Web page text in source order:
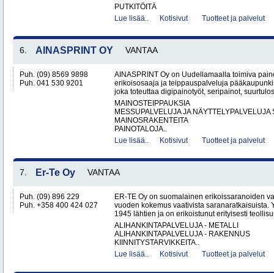
PUTKITÖITÄ
Lue lisää..
Kotisivut Tuotteet ja palvelut
6. AINASPRINT OY VANTAA
Puh. (09) 8569 9898
Puh. 041 530 9201
AINASPRINT Oy on Uudellamaalla toimiva
erikoisosaaja ja teippauspalveluja
joka toteuttaa digipainotyöt, seripainot,
MAINOSTEIPPAUKSIA
MESSUPALVELUJA JA NÄYTTELYPALVELUJA
MAINOSRAKENTEITA
PAINOTALOJA..
Lue lisää..
Kotisivut Tuotteet ja palvelut
7. Er-Te Oy VANTAA
Puh. (09) 896 229
Puh. +358 400 424 027
ER-TE Oy on suomalainen erikoissaranoiden
vuoden kokemus vaativista saranaratkaisuista.
1945 lähtien ja on erikoistunut erityisesti
ALIHANKINTAPALVELUJA - METALLI
ALIHANKINTAPALVELUJA - RAKENNUS
KIINNITYSTARVIKKEITA..
Lue lisää..
Kotisivut Tuotteet ja palvelut